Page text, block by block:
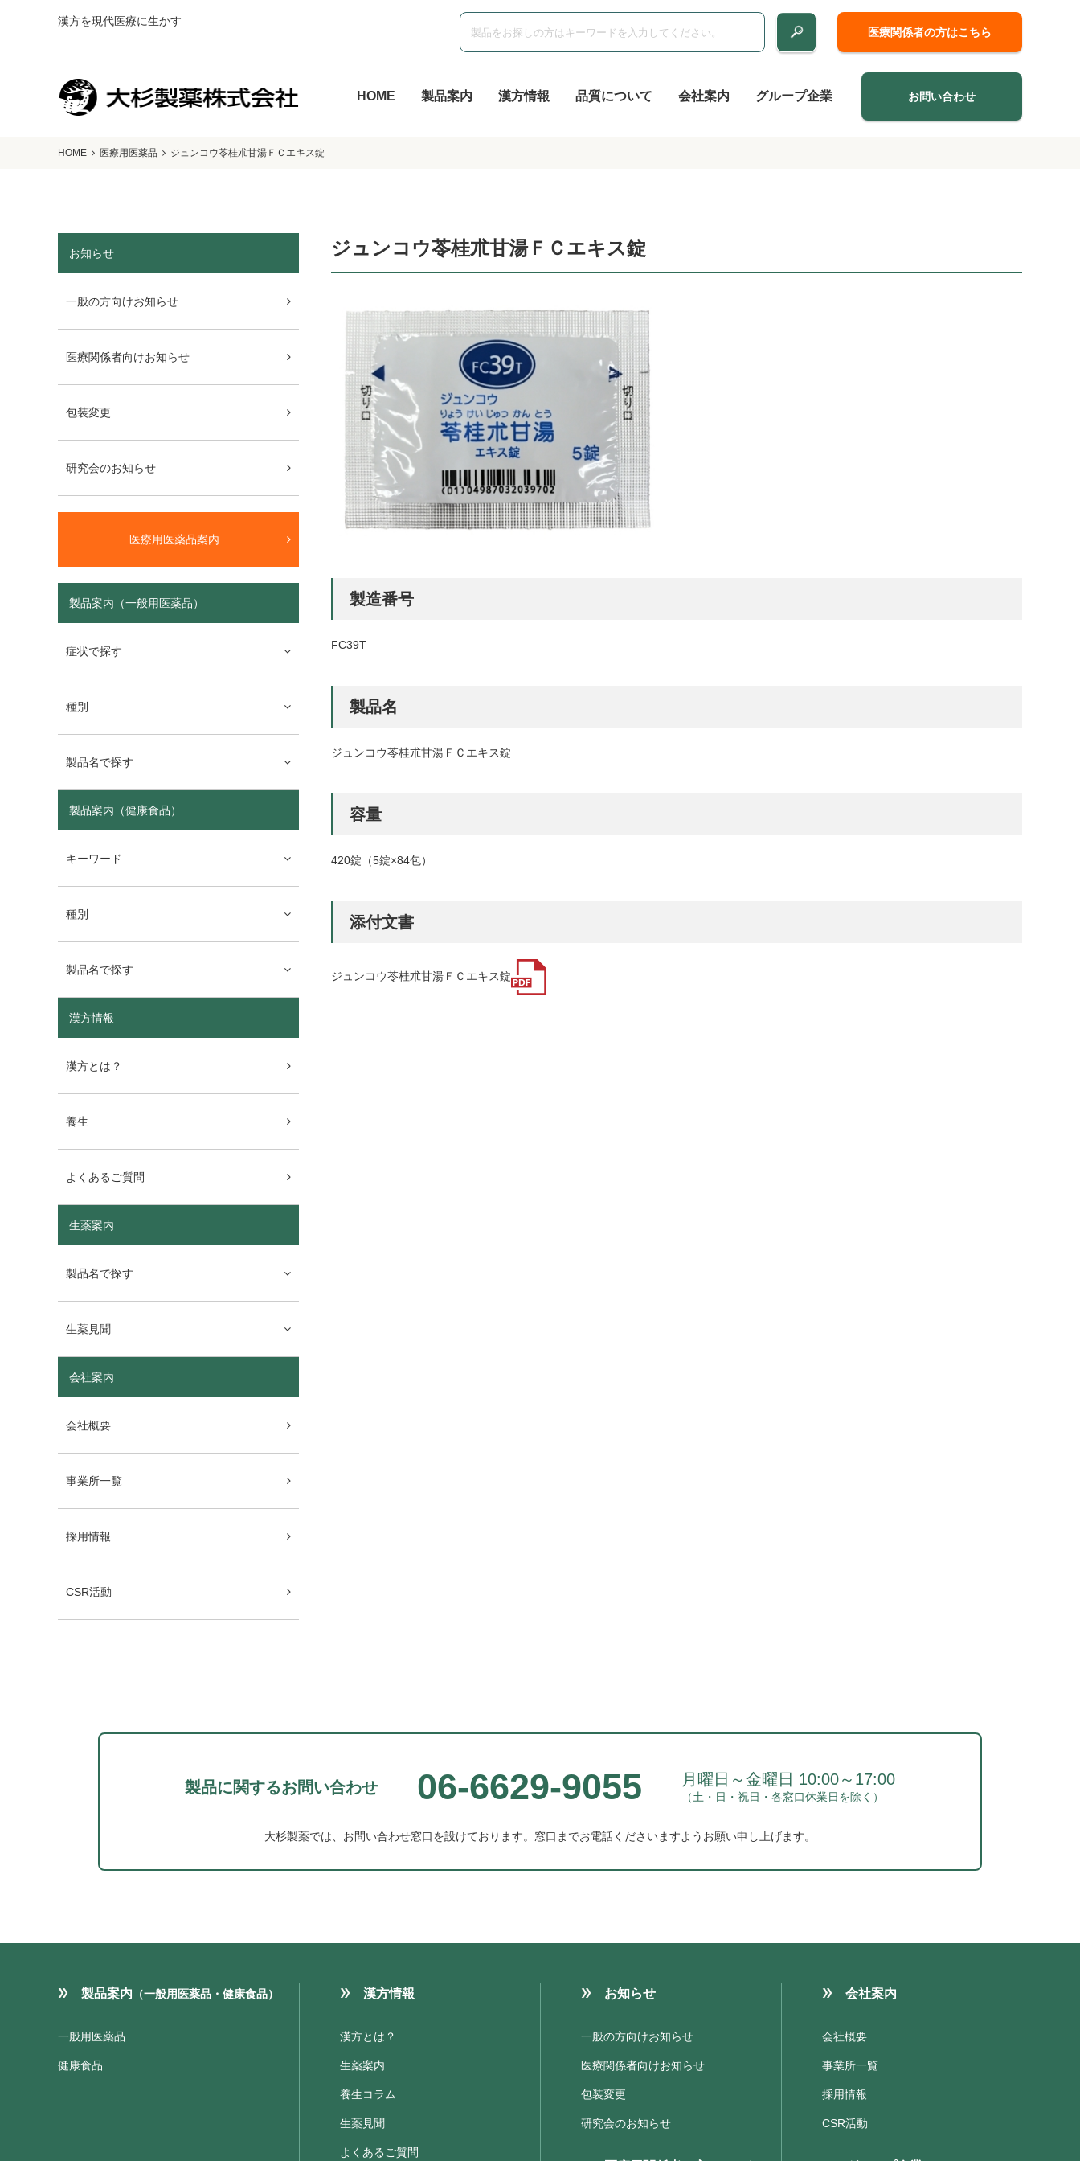
漢方を現代医療に生かす
医療関係者の方はこちら
HOME 製品案内 漢方情報 品質について 会社案内 グループ企業 お問い合わせ
HOME 医療用医薬品 ジュンコウ苓桂朮甘湯ＦＣエキス錠
ジュンコウ苓桂朮甘湯ＦＣエキス錠
製造番号
FC39T
製品名
ジュンコウ苓桂朮甘湯ＦＣエキス錠
容量
420錠（5錠×84包）
添付文書
ジュンコウ苓桂朮甘湯ＦＣエキス錠
お知らせ
一般の方向けお知らせ
医療関係者向けお知らせ
包装変更
研究会のお知らせ
医療用医薬品案内
製品案内（一般用医薬品）
症状で探す
種別
製品名で探す
製品案内（健康食品）
キーワード
種別
製品名で探す
漢方情報
漢方とは？
養生
よくあるご質問
生薬案内
製品名で探す
生薬見聞
会社案内
会社概要
事業所一覧
採用情報
CSR活動
製品に関するお問い合わせ 06-6629-9055 月曜日～金曜日 10:00～17:00
（土・日・祝日・各窓口休業日を除く）
大杉製薬では、お問い合わせ窓口を設けております。 窓口までお電話くださいますようお願い申し上げます。
製品案内 （一般用医薬品・健康食品）
一般用医薬品
健康食品
漢方情報
漢方とは？
生薬案内
養生コラム
生薬見聞
よくあるご質問
お知らせ
一般の方向けお知らせ
医療関係者向けお知らせ
包装変更
研究会のお知らせ
会社案内
会社概要
事業所一覧
採用情報
CSR活動